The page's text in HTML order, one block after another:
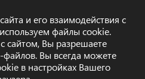
ОТПРАВИТЬ
и его взаимодействия с
файлы cookie.
сайтом, Вы разрешаете
файлов. Вы всегда можете
в настройках Вашего